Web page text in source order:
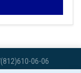
06-06